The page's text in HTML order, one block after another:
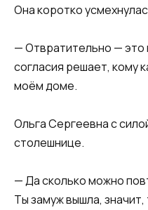
Она коротко
— Отвратительно — это
согласия решает, кому
моём доме.
Ольга Сергеевна с
столешнице.
— Да сколько можно
Ты замуж вышла,